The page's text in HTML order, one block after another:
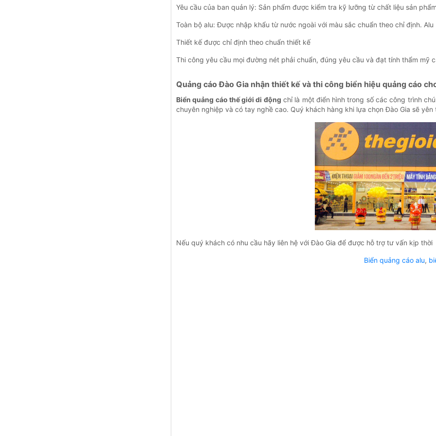
Yêu cầu của ban quản lý: Sản phẩm được kiểm tra kỹ lưỡng từ chất liệu sản
Toàn bộ alu: Được nhập khẩu từ nước ngoài với màu sắc chuẩn theo chỉ định.
Thiết kế được chỉ định theo chuẩn thiết kế
Thi công yêu cầu mọi đường nét phải chuẩn, đúng yêu cầu và đạt tính thẩm mỹ
Quảng cáo Đào Gia nhận thiết kế và thi công biển hiệu quảng cáo
Biển quảng cáo thế giới di động chỉ là một điển hình trong số các công trình
chuyên nghiệp và có tay nghề cao. Quý khách hàng khi lựa chọn Đào Gia sẽ
Nếu quý khách có nhu cầu hãy liên hệ với Đào Gia để được hỗ trợ tư vấn kịp thời
Biển quảng cáo alu,